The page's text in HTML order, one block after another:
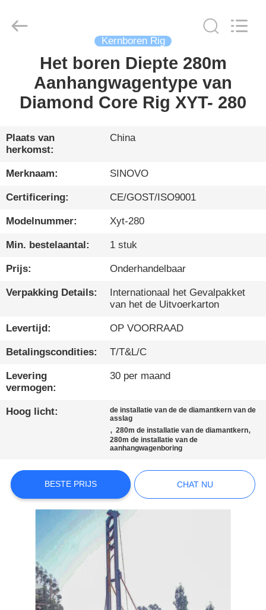
PRODUCTEN
VR-
SHOW
ONGEVEER
ONS
FABRIEKSREIS
KWALITEITSCONTROLE
CONTACTEER
ONS
CHAT
NU
SITEMAP
PRIVACYBELEID
Heavy
Industry
Kernboren Rig
Het boren Diepte 280m
Aanhangwagentype van
Diamond Core Rig XYT- 280
Plaats van
herkomst:
China
Merknaam: SINOVO
Certificering: CE/GOST/ISO9001
Modelnummer: Xyt-280
Min. bestelaantal: 1 stuk
Prijs: Onderhandelbaar
Verpakking Details:
Internationaal het Gevalpakket
van het de Uitvoerkarton
Levertijd: OP VOORRAAD
Betalingscondities: T/T&L/C
Levering
vermogen:
30 per maand
Hoog licht:
de installatie van de de diamantkern van de
asslag
,280m de installatie van de diamantkern,
280m de installatie van de
aanhangwagenboring
BESTE PRIJS CHAT NU